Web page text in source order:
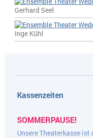
Gerhard Seel
Inge Kühl
Kassenzeiten
SOMMERPAUSE!
Unsere Theaterkasse